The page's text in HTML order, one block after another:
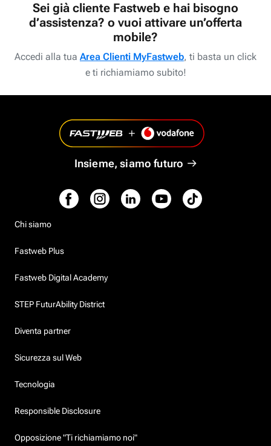
Sei già cliente Fastweb e hai bisogno
d’assistenza? o vuoi attivare un’offerta
mobile?
Accedi alla tua Area Clienti MyFastweb, ti basta un click
e ti richiamiamo subito!
Insieme, siamo futuro
Chi siamo
Fastweb Plus
Fastweb Digital Academy
STEP FuturAbility District
Diventa partner
Sicurezza sul Web
Tecnologia
Responsible Disclosure
Opposizione "Ti richiamiamo noi"